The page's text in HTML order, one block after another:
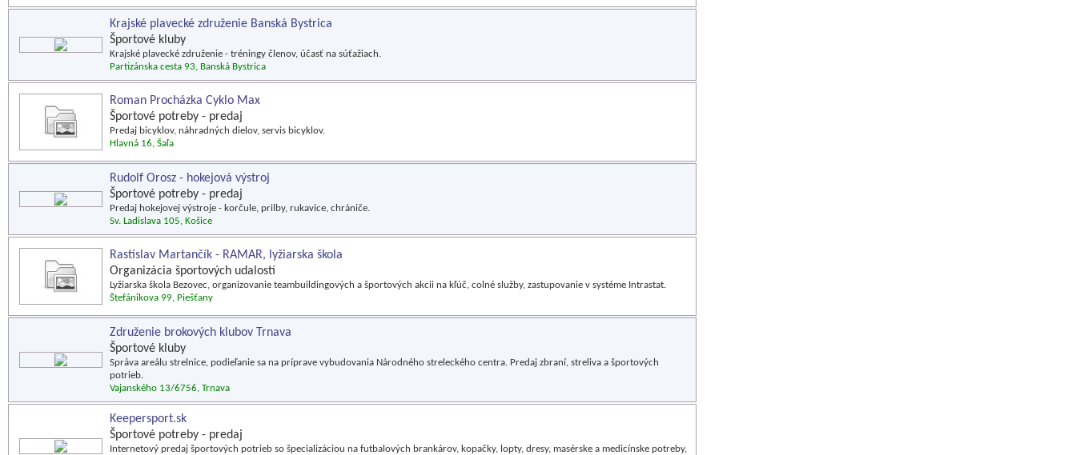
Krajské plavecké združenie Banská Bystrica
Športové kluby
Krajské plavecké združenie - tréningy členov, účasť na súťažiach.
Partizánska cesta 93, Banská Bystrica
Roman Procházka Cyklo Max
Športové potreby - predaj
Predaj bicyklov, náhradných dielov, servis bicyklov.
Hlavná 16, Šaľa
Rudolf Orosz - hokejová výstroj
Športové potreby - predaj
Predaj hokejovej výstroje - korčule, prilby, rukavice, chrániče.
Sv. Ladislava 105, Košice
Rastislav Martančík - RAMAR, lyžiarska škola
Organizácia športových udalostí
Lyžiarska škola Bezovec, organizovanie teambuildingových a športových akcii na kľúč, colné služby, zastupovanie v systéme Intrastat.
Štefánikova 99, Piešťany
Združenie brokových klubov Trnava
Športové kluby
Správa areálu strelnice, podieľanie sa na príprave vybudovania Národného streleckého centra. Predaj zbraní, streliva a športových
potrieb.
Vajanského 13/6756, Trnava
Keepersport.sk
Športové potreby - predaj
Internetový predaj športových potrieb so špecializáciou na futbalových brankárov, kopačky, lopty, dresy, masérske a medicínske potreby,